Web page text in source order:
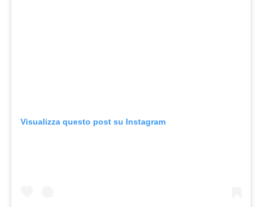
Visualizza questo post su Instagram